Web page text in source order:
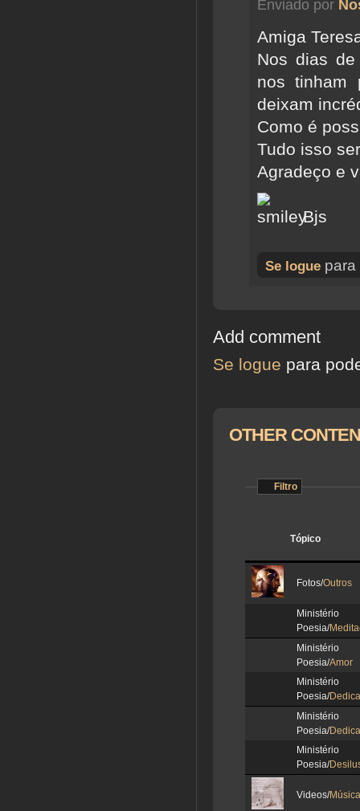
Enviado por
Amiga
Nos dias
nos tinham
deixam
Como é
Tudo isso
Agradeço e
Bjs
Se logue para
Add comment
Se logue para
OTHER
Filtro
Tópico
Fotos/Outros
Poesia/
Poesia/Amor
Poesia/
Poesia/
Poesia/
Videos/Música